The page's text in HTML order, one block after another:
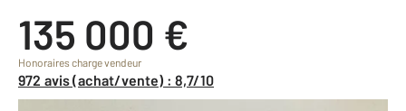
135 000 €
Honoraires charge vendeur
972 avis (achat/vente) : 8,7/10